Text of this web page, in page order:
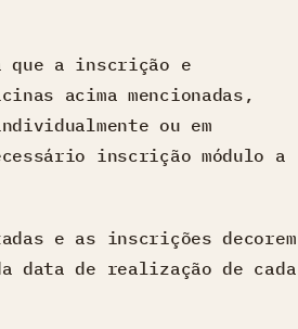
que a inscrição e
acima mencionadas,
ou em
inscrição módulo a
e as inscrições decorem
data de realização de cada